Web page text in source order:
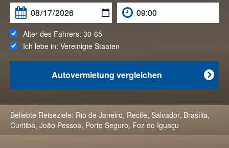
Alter des Fahrers: 30-65
Ich lebe in: Vereinigte Staaten

Autovermietung vergleichen
Beliebte Reiseziele: Rio de Janeiro, Recife, Salvador, Brasília,
Curitiba, João Pessoa, Porto Seguro, Foz do Iguaçu